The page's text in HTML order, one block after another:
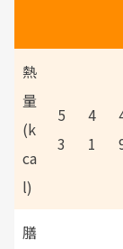
熱
量
(k
ca
l)
5
3
4
1
膳